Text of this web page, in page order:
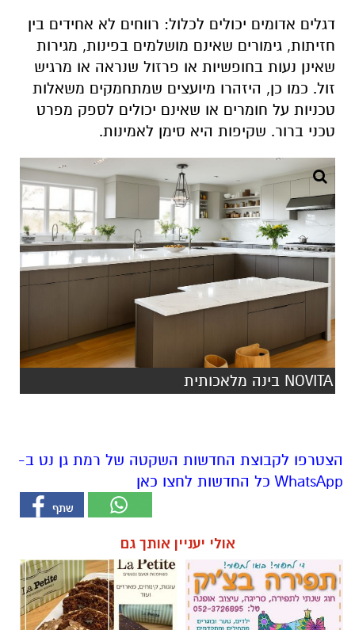
דגלים אדומים יכולים לכלול: רווחים לא אחידים בין
חזיתות, גימורים שאינם מושלמים בפינות, מגירות
שאינן נעות בחופשיות או פרזול שנראה או מרגיש
זול. כמו כן, היזהרו מיועצים שמתחמקים משאלות
טכניות על חומרים או שאינם יכולים לספק מפרט
טכני ברור. שקיפות היא סימן לאמינות.
NOVITA בינה מלאכותית
הצטרפו לקבוצת החדשות השקטה של רמת גן נט ב-
WhatsApp כל החדשות לחצו כאן
אולי יעניין אותך גם